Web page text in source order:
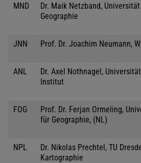
MND
Dr. Maik Netzband,
Geographie
JNN Prof. Dr. Joachim Neumann,
ANL
Dr. Axel Nothnagel,
Institut
FOG
Prof. Dr. Ferjan Ormeling,
für Geographie, (NL)
NPL
Dr. Nikolas Prechtel, TU
Kartographie